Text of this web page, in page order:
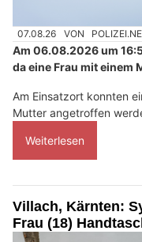
07.08.26 VON
Am 06.08.2026 um
da eine Frau mit einem
Am Einsatzort konnten
Mutter angetroffen
Weiterlesen
Villach, Kärnten:
Frau (18)